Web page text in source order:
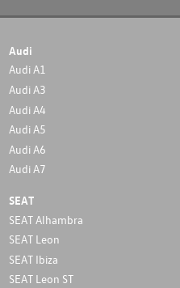
Audi
Audi A1
Audi A3
Audi A4
Audi A5
Audi A6
Audi A7
SEAT
SEAT Alhambra
SEAT Leon
SEAT Ibiza
SEAT Leon ST